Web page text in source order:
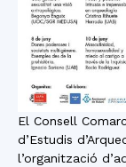
El Consell
d’Estudis
l’organització